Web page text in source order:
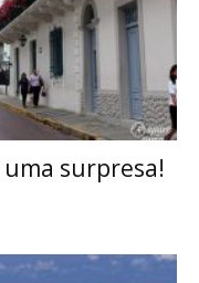
uma surpresa!